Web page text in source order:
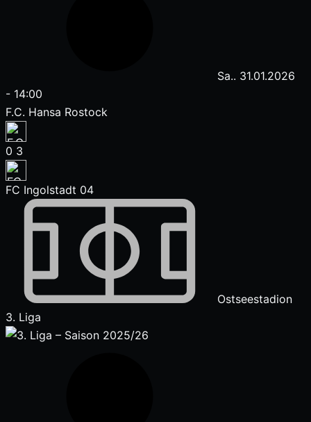
Sa.. 31.01.2026
- 14:00
F.C. Hansa Rostock
0 3
FC Ingolstadt 04
Ostseestadion
3. Liga